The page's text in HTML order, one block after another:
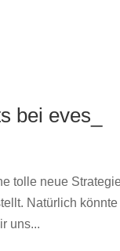
bei eves_
tolle neue
Natürlich
uns...